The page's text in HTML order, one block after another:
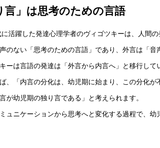
言」は思考のための言語
活躍した発達心理学者のヴィゴツキーは、人間
のない「思考のための言語」であり、外言は「音
ーは言語の発達は「外言から内言へ」と移行して
、「内言の分化は、幼児期に始まり、この分化
が幼児期の独り言である」と考えられます。
ュニケーションから思考へと変化する過程で、